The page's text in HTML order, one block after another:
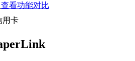
查看功能对比
用卡